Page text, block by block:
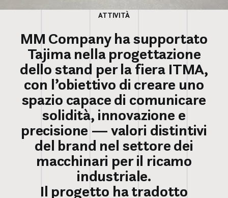
ATTIVITÀ
MM Company ha supportato
Tajima nella progettazione
dello stand per la fiera ITMA,
con l’obiettivo di creare uno
spazio capace di comunicare
solidità, innovazione e
precisione — valori distintivi
del brand nel settore dei
macchinari per il ricamo
industriale.
Il progetto ha tradotto